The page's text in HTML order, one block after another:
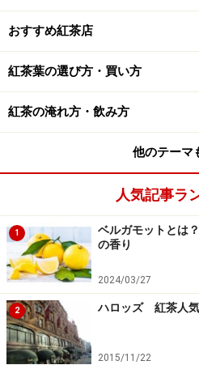
トで香りを付与した古典的な
現しています。
シーンに合わせて味を選べる
至れり尽くせりの新商品です
■協力：神戸紅茶
※記事内容は執筆時点のものです。
い。
※メニューや料金などのデータは、
の内容です。
おすすめ紅茶店
紅茶葉の選び方・買い方
紅茶の淹れ方・飲み方
他のテーマ
人気記事ラ
1
ベルガモットとは
の香り
2024/03/27
2 ハロッズ 紅茶人
2015/11/22